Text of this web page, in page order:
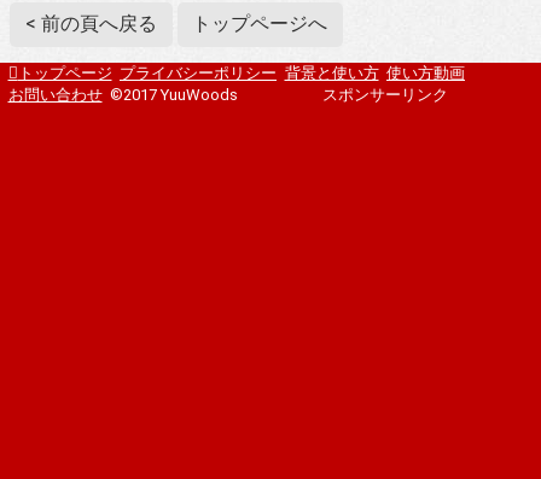
< 前の頁へ戻る
トップページへ
トップページ プライバシーポリシー 背景と使い方 使い方動画
お問い合わせ ©2017 YuuWoods スポンサーリンク